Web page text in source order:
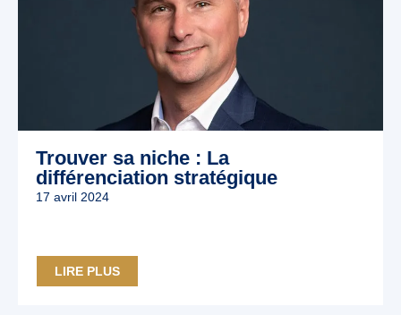
Trouver sa niche : La
différenciation stratégique
17 avril 2024
LIRE PLUS